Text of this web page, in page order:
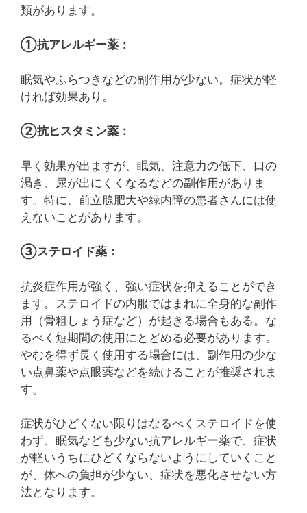
類があります。
①抗アレルギー薬：
眠気やふらつきなどの副作用が少ない。症状が軽
ければ効果あり。
②抗ヒスタミン薬：
早く効果が出ますが、眠気、注意力の低下、口の
渇き、尿が出にくくなるなどの副作用がありま
す。特に、前立腺肥大や緑内障の患者さんには使
えないことがあります。
③ステロイド薬：
抗炎症作用が強く、強い症状を抑えることができ
ます。ステロイドの内服ではまれに全身的な副作
用（骨粗しょう症など）が起きる場合もある。な
るべく短期間の使用にとどめる必要があります。
やむを得ず長く使用する場合には、副作用の少な
い点鼻薬や点眼薬などを続けることが推奨されま
す。
症状がひどくない限りはなるべくステロイドを使
わず、眠気なども少ない抗アレルギー薬で、症状
が軽いうちにひどくならないようにしていくこと
が、体への負担が少ない、症状を悪化させない方
法となります。